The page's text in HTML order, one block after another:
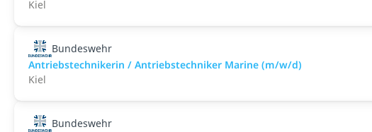
Kiel
Bundeswehr
Antriebstechnikerin / Antriebstechniker Marine (m/w/d)
Kiel
Bundeswehr